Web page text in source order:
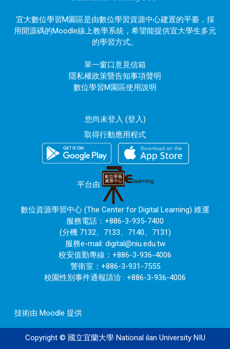
宜大數位學習M園區是由數位學習資源中心建置的平臺，採
用開源碼的Moodle線上教學系統，希望能提供宜大學生多元
的學習方式。
單一窗口意見信箱
隱私權政策暨告知事項聲明
數位學習M園區使用說明
您尚未登入 (登入)
取得行動應用程式
平台由
數位資源學習中心 (The Center for Digital Learning) 維運
服務電話：+886-3-935-7400
(分機 7132、7133、7140、7131)
服務e-mail: digital@niu.edu.tw
校安值勤專線：+886-3-936-4006
警衛室：+886-3-931-7555
校園性別事件通報請洽 : +886-3-936-4006
技術由 Moodle 提供
Copyright © 國立宜蘭大學 National ilan University NIU